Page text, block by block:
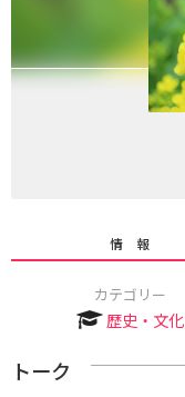
情 報
カテゴリー
歴史・文化
トーク